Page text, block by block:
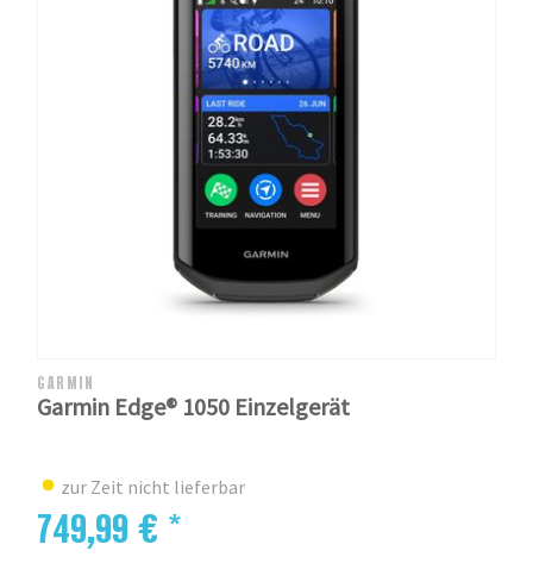
GARMIN
Garmin Edge® 1050 Einzelgerät
zur Zeit nicht lieferbar
749,99 € *